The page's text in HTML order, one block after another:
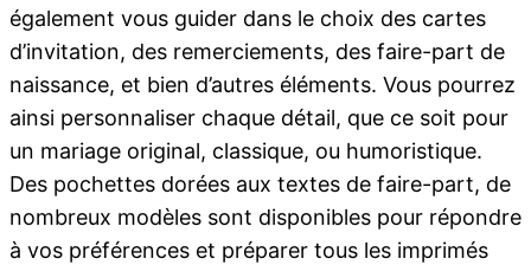
également vous guider dans le choix des cartes
d’invitation, des remerciements, des faire-part de
naissance, et bien d’autres éléments. Vous pourrez
ainsi personnaliser chaque détail, que ce soit pour
un mariage original, classique, ou humoristique.
Des pochettes dorées aux textes de faire-part, de
nombreux modèles sont disponibles pour répondre
à vos préférences et préparer tous les imprimés